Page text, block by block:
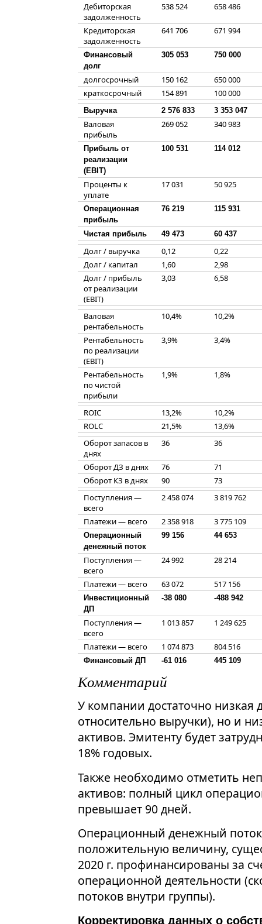
Дебиторская
задолженность
538 524 658 486
Кредиторская
задолженность
641 706 671 994
Финансовый
долг
305 053 750 000
долгосрочный 150 162
650 000
краткосрочный
154 891 100 000
Выручка 2 576 833 3 353 047
Валовая
прибыль
269 052 340 983
Прибыль от
реализации
(EBIT)
100 531 114 012
Проценты к
уплате
17 031 50 925
Операционная
прибыль
76 219 115 931
Чистая прибыль 49 473 60 437
Долг / выручка 0,12
0,22
Долг / капитал
1,60
2,98
Долг / прибыль
от реализации
(EBIT)
3,03 6,58
Валовая
рентабельность
10,4% 10,2%
Рентабельность
по реализации
(EBIT)
3,9% 3,4%
Рентабельность
по чистой
прибыли
1,9% 1,8%
ROIC 13,2%
10,2%
ROLC
21,5%
13,6%
Оборот запасов в
днях
36 36
Оборот ДЗ в днях 76
71
Оборот КЗ в днях
90
73
Поступления —
всего
2 458 074 3 819 762
Платежи — всего 2 358 918 3 775 109
Операционный
денежный поток
99 156 44 653
Поступления —
всего
24 992 28 214
Платежи — всего 63 072 517 156
Инвестиционный
ДП
-38 080 -488 942
Поступления —
всего
1 013 857 1 249 625
Платежи — всего 1 074 873 804 516
Финансовый ДП -61 016 445 109
Комментарий
У компании достаточно низкая
относительно выручки), но и
активов. Эмитенту будет
18% годовых.
Также необходимо отметить
активов: полный цикл
превышает 90 дней.
Операционный денежный
положительную величину,
2020 г. профинансированы за
операционной деятельности
потоков внутри группы).
Корректировка данных о